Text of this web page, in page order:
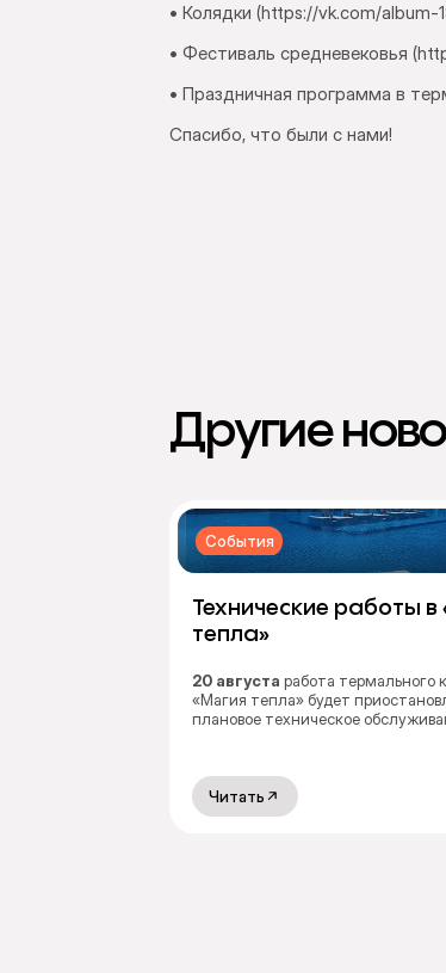
• Колядки (https://vk.com/
• Фестиваль средневековья
• Праздничная программа в
Спасибо, что были с нами!
Другие
События
Технические работы в
тепла»
20 августа работа термального
«Магия тепла» будет
плановое техническое
Читать